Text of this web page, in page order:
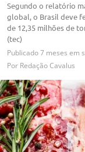
Segundo o relatório
global, o Brasil deve
de 12,35 milhões de
(tec)
Publicado7 meses em
Por Redação Cavalus